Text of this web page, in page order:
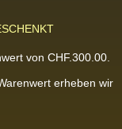
von CHF.300.00.
erheben wir